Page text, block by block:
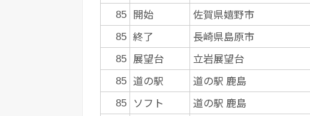
85
開始 佐賀県嬉野市
85 終了 長崎県島原市
85 展望台 立岩展望台
85 道の駅 道の駅 鹿島
85 ソフト 道の駅 鹿島